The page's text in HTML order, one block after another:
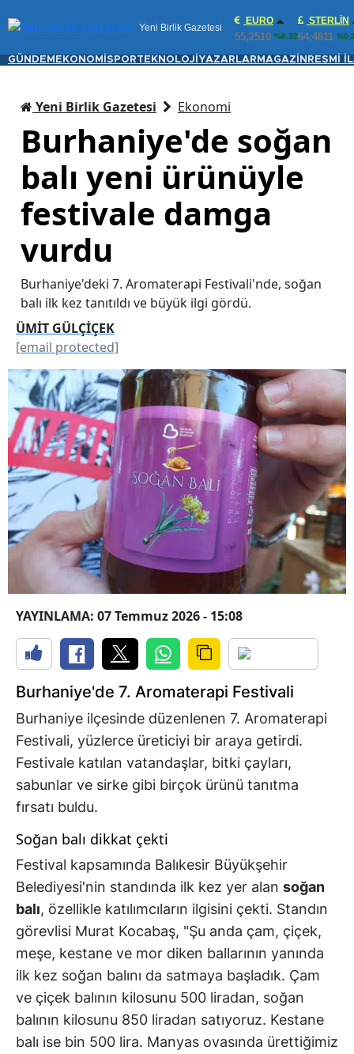
Yeni Birlik Gazetesi
EURO
55,2510 %0.32
STERLIN
64,4811
GÜNDEM EKONOMİ SPORTEKNOLOJİ YAZARLAR MAGAZİN RESMİ
Yeni Birlik Gazetesi Ekonomi
Burhaniye'de soğan
balı yeni ürünüyle
festivale damga
vurdu
Burhaniye'deki 7. Aromaterapi Festivali'nde, soğan
balı ilk kez tanıtıldı ve büyük ilgi gördü.
ÜMİT GÜLÇİÇEK
[email protected]
YAYINLAMA: 07 Temmuz 2026 - 15:08
Burhaniye'de 7. Aromaterapi Festivali
Burhaniye ilçesinde düzenlenen 7. Aromaterapi
Festivali, yüzlerce üreticiyi bir araya getirdi.
Festivale katılan vatandaşlar, bitki çayları,
sabunlar ve sirke gibi birçok ürünü tanıtma
fırsatı buldu.
Soğan balı dikkat çekti
Festival kapsamında Balıkesir Büyükşehir
Belediyesi'nin standında ilk kez yer alan soğan
balı, özellikle katılımcıların ilgisini çekti. Standın
görevlisi Murat Kocabaş, "Şu anda çam, çiçek,
meşe, kestane ve mor diken ballarının yanında
ilk kez soğan balını da satmaya başladık. Çam
ve çiçek balının kilosunu 500 liradan, soğan
balının kilosunu 850 liradan satıyoruz. Kestane
balı ise bin 500 lira. Manyas ovasında ürettiğimiz